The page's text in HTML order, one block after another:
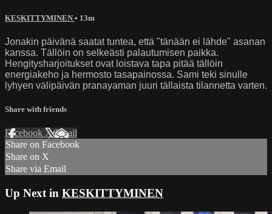
KESKITTYMINEN • 13m
Jonakin päivänä saatat tuntea, että "tänään ei lähde" asanan
kanssa. Tällöin on selkeästi palautumisen paikka.
Hengitysharjoitukset ovat loistava tapa pitää tällöin
energiakeho ja hermosto tasapainossa. Sami teki sinulle
lyhyen välipäivän pranayaman juuri tällaista tilannetta varten.
Share with friends
Facebook XEmail
Share on Facebook
Share on X
Share via Email
Up Next in KESKITTYMINEN